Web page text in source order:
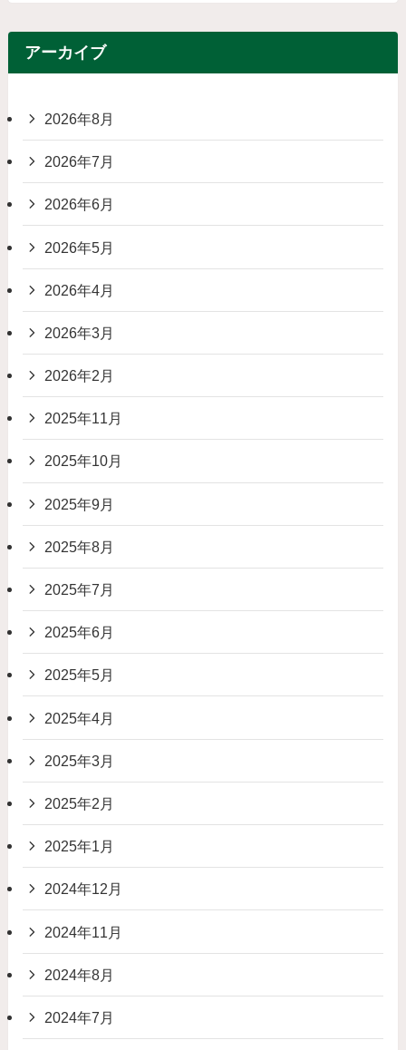
アーカイブ
2026年8月
2026年7月
2026年6月
2026年5月
2026年4月
2026年3月
2026年2月
2025年11月
2025年10月
2025年9月
2025年8月
2025年7月
2025年6月
2025年5月
2025年4月
2025年3月
2025年2月
2025年1月
2024年12月
2024年11月
2024年8月
2024年7月